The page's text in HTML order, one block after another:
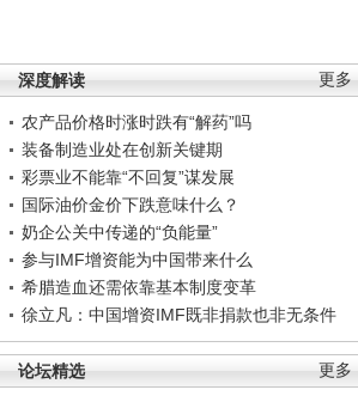
更多
深度解读
农产品价格时涨时跌有“解药”吗
装备制造业处在创新关键期
彩票业不能靠“不回复”谋发展
国际油价金价下跌意味什么？
奶企公关中传递的“负能量”
参与IMF增资能为中国带来什么
希腊造血还需依靠基本制度变革
徐立凡：中国增资IMF既非捐款也非无条件
更多
论坛精选